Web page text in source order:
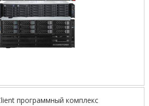
программный комплекс